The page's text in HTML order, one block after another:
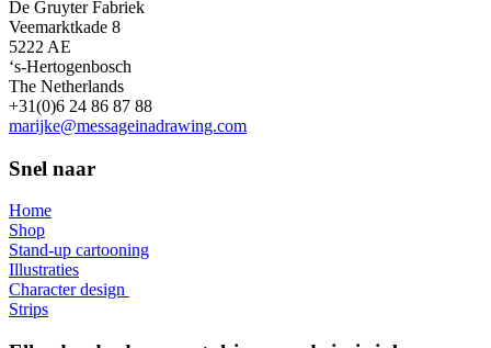
De Gruyter Fabriek
Veemarktkade 8
5222 AE
‘s-Hertogenbosch
The Netherlands
+31(0)6 24 86 87 88
marijke@messageinadrawing.com
Snel naar
Home
Shop
Stand-up cartooning
Illustraties
Character design
Strips